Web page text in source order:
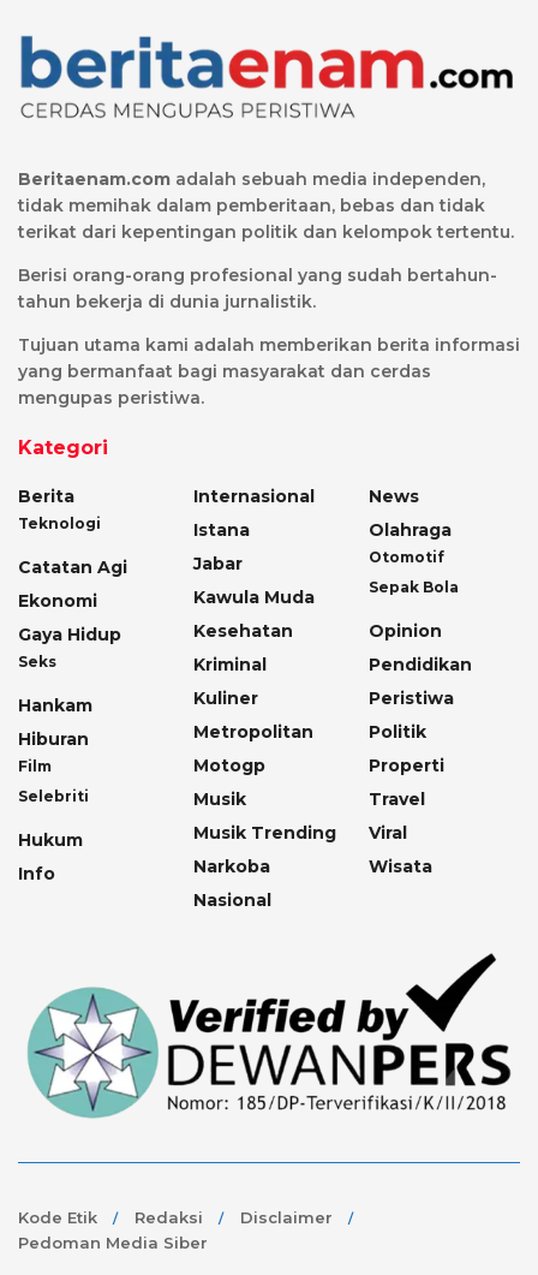
Beritaenam.com adalah sebuah media independen,
tidak memihak dalam pemberitaan, bebas dan tidak
terikat dari kepentingan politik dan kelompok tertentu.
Berisi orang-orang profesional yang sudah bertahun-
tahun bekerja di dunia jurnalistik.
Tujuan utama kami adalah memberikan berita informasi
yang bermanfaat bagi masyarakat dan cerdas
mengupas peristiwa.
Kategori
Berita
Teknologi
Catatan Agi
Ekonomi
Gaya Hidup
Seks
Hankam
Hiburan
Film
Selebriti
Hukum
Info
Internasional
Istana
Jabar
Kawula Muda
Kesehatan
Kriminal
Kuliner
Metropolitan
Motogp
Musik
Musik Trending
Narkoba
Nasional
News
Olahraga
Otomotif
Sepak Bola
Opinion
Pendidikan
Peristiwa
Politik
Properti
Travel
Viral
Wisata
Kode Etik Redaksi
Disclaimer
Pedoman Media Siber